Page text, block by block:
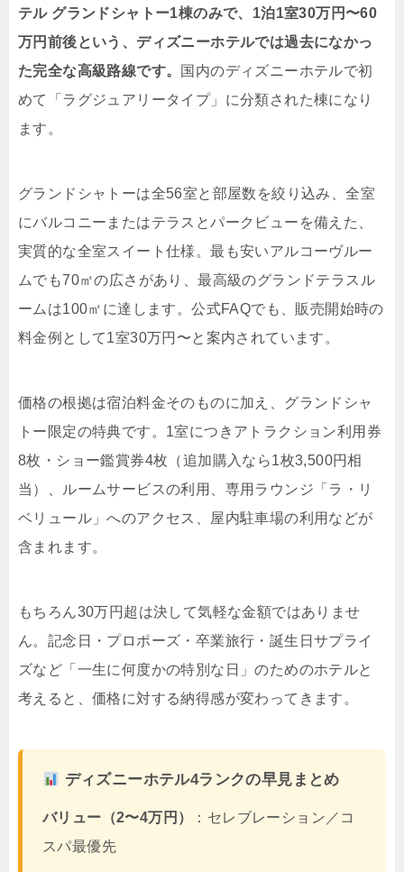
テル グランドシャトー1棟のみで、1泊1室30万円〜60
万円前後という、ディズニーホテルでは過去になかっ
た完全な高級路線です。 国内のディズニーホテルで初
めて「ラグジュアリータイプ」に分類された棟になり
ます。
グランドシャトーは全56室と部屋数を絞り込み、全室
にバルコニーまたはテラスとパークビューを備えた、
実質的な全室スイート仕様。最も安いアルコーヴルー
ムでも70㎡の広さがあり、最高級のグランドテラスル
ームは100㎡に達します。公式FAQでも、販売開始時の
料金例として1室30万円〜と案内されています。
価格の根拠は宿泊料金そのものに加え、グランドシャ
トー限定の特典です。1室につきアトラクション利用券
8枚・ショー鑑賞券4枚（追加購入なら1枚3,500円相
当）、ルームサービスの利用、専用ラウンジ「ラ・リ
ベリュール」へのアクセス、屋内駐車場の利用などが
含まれます。
もちろん30万円超は決して気軽な金額ではありませ
ん。 記念日・プロポーズ・卒業旅行・誕生日サプライ
ズなど「一生に何度かの特別な日」のためのホテルと
考えると、価格に対する納得感が変わってきます。
ディズニーホテル4ランクの早見まとめ
バリュー（2〜4万円）
：セレブレーション／コ
スパ最優先